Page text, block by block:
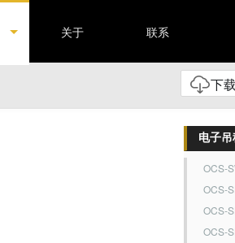
关于 联系
下载
电子吊
OCS-
OCS-
OCS-
OCS-